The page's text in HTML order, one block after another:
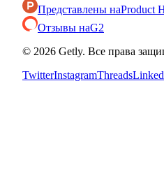
Представлены наProduct
Отзывы наG2
© 2026 Getly. Все права
TwitterInstagramThreads